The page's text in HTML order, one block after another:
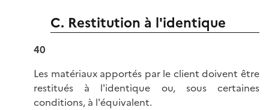
C. Restitution à l'identique
40
Les matériaux apportés par le client doivent être
restitués à l'identique ou, sous certaines
conditions, à l'équivalent.